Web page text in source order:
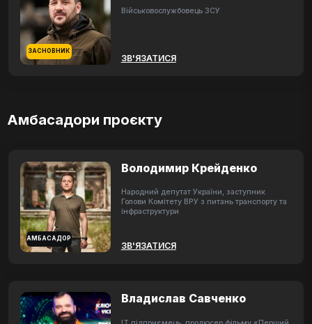
ЗАСНОВНИК
Військовослужбовець ЗСУ
ЗВ'ЯЗАТИСЯ
Амбасадори проєкту
АМБАСАДОР
Володимир Крейденко
Народний депутат України, заступник
Голови Комітету ВРУ з питань транспорту та
інфраструктури
ЗВ'ЯЗАТИСЯ
Владислав Савченко